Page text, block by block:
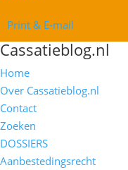
Print & E-mail
Cassatieblog.nl
Home
Over Cassatieblog.nl
Contact
Zoeken
DOSSIERS
Aanbestedingsrecht